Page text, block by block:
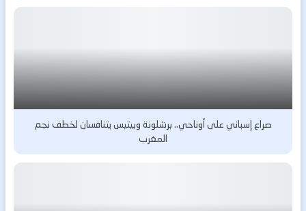
صراع إسباني على أوناحي.. برشلونة وبيتيس يتنافسان لخطف نجم
المغرب